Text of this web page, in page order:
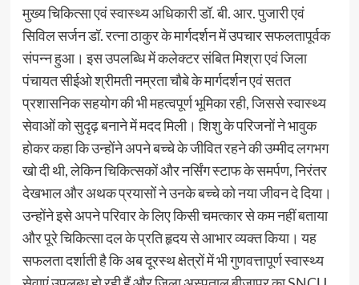
मुख्य चिकित्सा एवं स्वास्थ्य अधिकारी डॉ. बी. आर. पुजारी एवं
सिविल सर्जन डॉ. रत्ना ठाकुर के मार्गदर्शन में उपचार सफलतापूर्वक
संपन्न हुआ। इस उपलब्धि में कलेक्टर संबित मिश्रा एवं जिला
पंचायत सीईओ श्रीमती नम्रता चौबे के मार्गदर्शन एवं सतत
प्रशासनिक सहयोग की भी महत्वपूर्ण भूमिका रही, जिससे स्वास्थ्य
सेवाओं को सुदृढ़ बनाने में मदद मिली। शिशु के परिजनों ने भावुक
होकर कहा कि उन्होंने अपने बच्चे के जीवित रहने की उम्मीद लगभग
खो दी थी, लेकिन चिकित्सकों और नर्सिंग स्टाफ के समर्पण, निरंतर
देखभाल और अथक प्रयासों ने उनके बच्चे को नया जीवन दे दिया।
उन्होंने इसे अपने परिवार के लिए किसी चमत्कार से कम नहीं बताया
और पूरे चिकित्सा दल के प्रति हृदय से आभार व्यक्त किया। यह
सफलता दर्शाती है कि अब दूरस्थ क्षेत्रों में भी गुणवत्तापूर्ण स्वास्थ्य